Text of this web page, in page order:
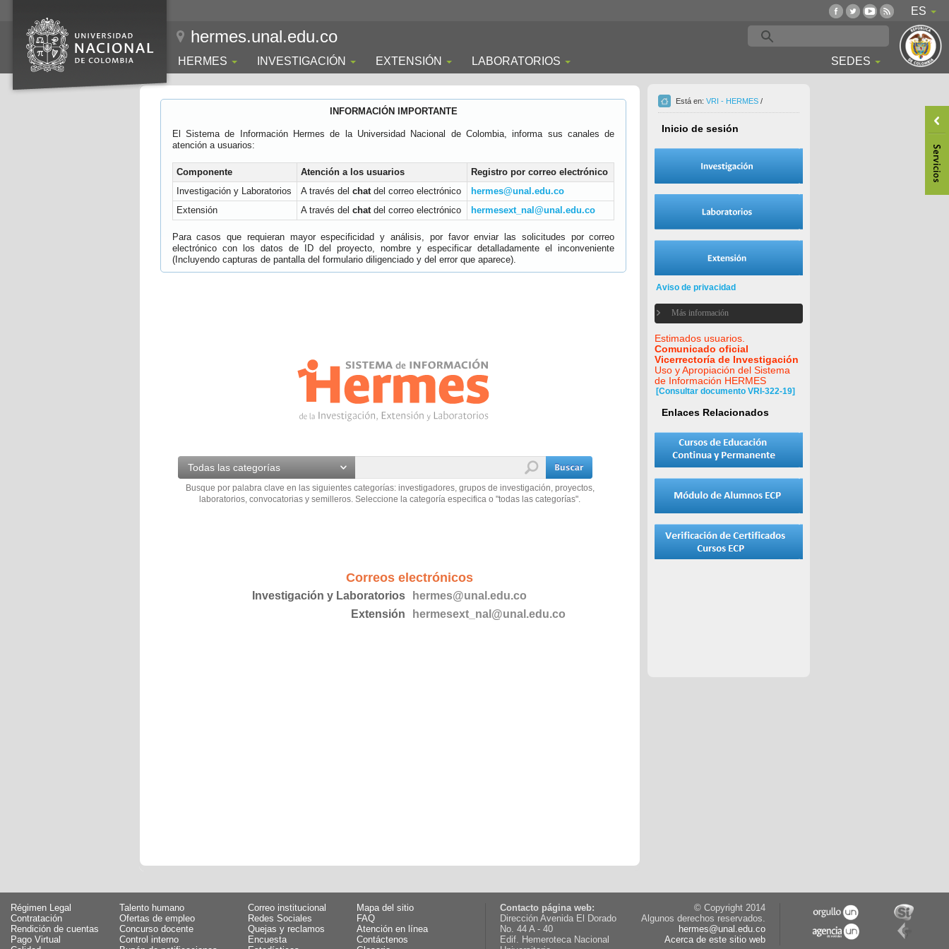
ES
hermes.unal.edu.co
HERMES INVESTIGACIÓN EXTENSIÓN LABORATORIOS SEDES
INFORMACIÓN IMPORTANTE
El Sistema de Información Hermes de la Universidad Nacional de Colombia, informa sus canales de
atención a usuarios:
Componente Atención a los usuarios
Registro por correo electrónico
Investigación y Laboratorios
A través del chatdel correo electrónico
hermes@unal.edu.co
Extensión
A través del chatdel correo electrónico hermesext_nal@unal.edu.co
Para casos que requieran mayor especificidad y análisis, por favor enviar las solicitudes por correo
electrónico con los datos de ID del proyecto, nombre y especificar detalladamente el inconveniente
(Incluyendo capturas de pantalla del formulario diligenciado y del error que aparece).
Todas las categorías
Busque por palabra clave en las siguientes categorías: investigadores, grupos de investigación, proyectos,
laboratorios, convocatorias y semilleros. Seleccione la categoría especifica o "todas las categorías".
Correos electrónicos
Investigación y Laboratorios
hermes@unal.edu.co
Extensión
hermesext_nal@unal.edu.co
Está en: VRI - HERMES /
Inicio de sesión
Aviso de privacidad
Más información
Estimados usuarios.
Comunicado oficial
Vicerrectoría de Investigación
Uso y Apropiación del Sistema
de Información HERMES
[Consultar documento VRI-322-19]
Enlaces Relacionados
Régimen Legal
Talento humano
Contratación
Ofertas de empleo
Rendición de cuentas
Concurso docente
Pago Virtual
Control interno
Correo institucional
Mapa del sitio
Redes Sociales
FAQ
Quejas y reclamos
Atención en línea
Encuesta
Contáctenos
Contacto página web:
Dirección Avenida El Dorado
No. 44 A - 40
Edif. Hemeroteca Nacional
© Copyright 2014
Algunos derechos reservados.
hermes@unal.edu.co
Acerca de este sitio web